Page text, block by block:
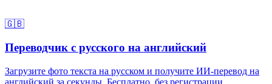
🇬🇧
Переводчик с русского на английский
Загрузите фото текста на русском и получите ИИ-перевод на
английский за секунды. Бесплатно, без регистрации.